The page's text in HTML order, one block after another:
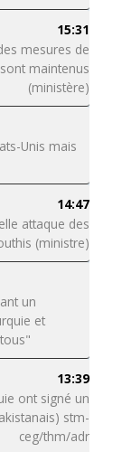
15:31
mesures de
maintenus
(ministère)
Unis mais
14:47
attaque des
(ministre)
un
et
13:39
ont signé un
stm-
ceg/thm/adr